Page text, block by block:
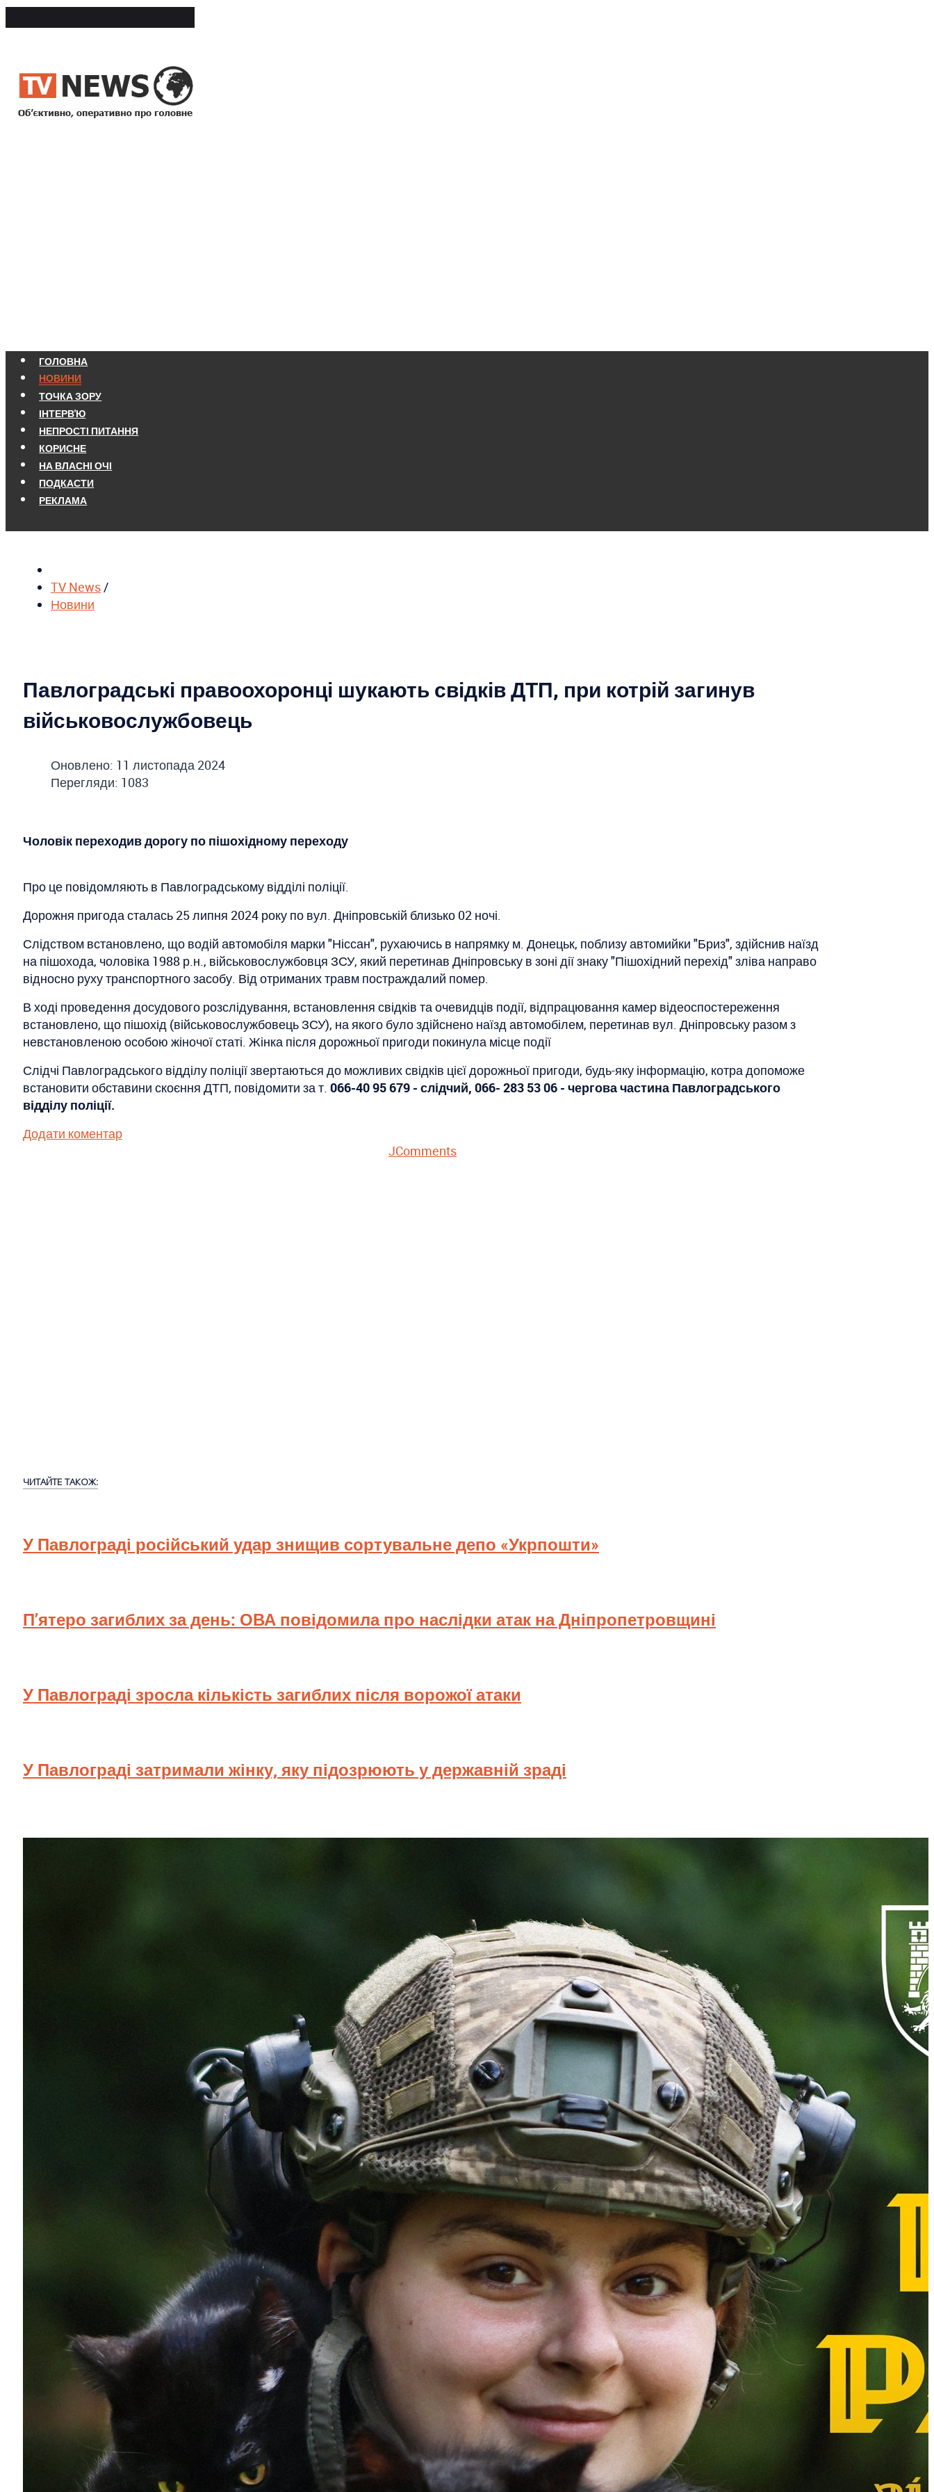
ГОЛОВНА
НОВИНИ
ТОЧКА ЗОРУ
ІНТЕРВ'Ю
НЕПРОСТІ ПИТАННЯ
КОРИСНЕ
НА ВЛАСНІ ОЧІ
ПОДКАСТИ
РЕКЛАМА
TV News /
Новини
Павлоградські правоохоронці шукають свідків ДТП, при котрій загинув
військовослужбовець
Оновлено: 11 листопада 2024
Перегляди: 1083
Чоловік переходив дорогу по пішохідному переходу
Про це повідомляють в Павлоградському відділі поліції.
Дорожня пригода сталась 25 липня 2024 року по вул. Дніпровській близько 02 ночі.
Слідством встановлено, що водій автомобіля марки "Ніссан", рухаючись в напрямку м. Донецьк, поблизу автомийки "Бриз", здійснив наїзд
на пішохода, чоловіка 1988 р.н., військовослужбовця ЗСУ, який перетинав Дніпровську в зоні дії знаку "Пішохідний перехід" зліва направо
відносно руху транспортного засобу. Від отриманих травм постраждалий помер.
В ході проведення досудового розслідування, встановлення свідків та очевидців події, відпрацювання камер відеоспостереження
встановлено, що пішохід (військовослужбовець ЗСУ), на якого було здійснено наїзд автомобілем, перетинав вул. Дніпровську разом з
невстановленою особою жіночої статі. Жінка після дорожньої пригоди покинула місце події
Слідчі Павлоградського відділу поліції звертаються до можливих свідків цієї дорожньої пригоди, будь-яку інформацію, котра допоможе
встановити обставини скоєння ДТП, повідомити за т. 066-40 95 679 - слідчий, 066- 283 53 06 - чергова частина Павлоградського
відділу поліції.
Додати коментар
JComments
ЧИТАЙТЕ ТАКОЖ:
У Павлограді російський удар знищив сортувальне депо «Укрпошти»
П’ятеро загиблих за день: ОВА повідомила про наслідки атак на Дніпропетровщині
У Павлограді зросла кількість загиблих після ворожої атаки
У Павлограді затримали жінку, яку підозрюють у державній зраді